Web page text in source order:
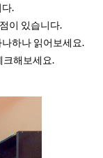
.
이 있습니다.
하나 읽어보세요.
크해보세요.